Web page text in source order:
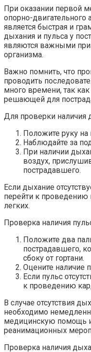
При оказании первой
опорно-
является быстрая и
дыхания и пульса у
являются важными
организма.
Важно помнить, что
проводить
много времени, так
решающей для
Для проверки наличия
Положите руку на
Наблюдайте за
При наличии
воздух,
пострадавшего.
Если дыхание
перейти к проведению
легких.
Проверка наличия
Положите два
пострадавшего,
сбоку от гортани.
Оцените наличие
Если пульс
к проведению
В случае отсутствия
необходимо
медицинскую помощь
реанимационных
Проверка наличия